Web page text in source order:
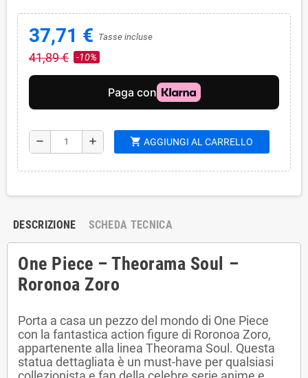
37,71 € Tasse incluse
41,89 € -10%
remove add shopping_cart AGGIUNGI AL CARRELLO
DESCRIZIONE SCHEDA TECNICA
One Piece – Theorama Soul –
Roronoa Zoro
Porta a casa un pezzo del mondo di One Piece
con la fantastica action figure di Roronoa Zoro,
appartenente alla linea Theorama Soul. Questa
statua dettagliata è un must-have per qualsiasi